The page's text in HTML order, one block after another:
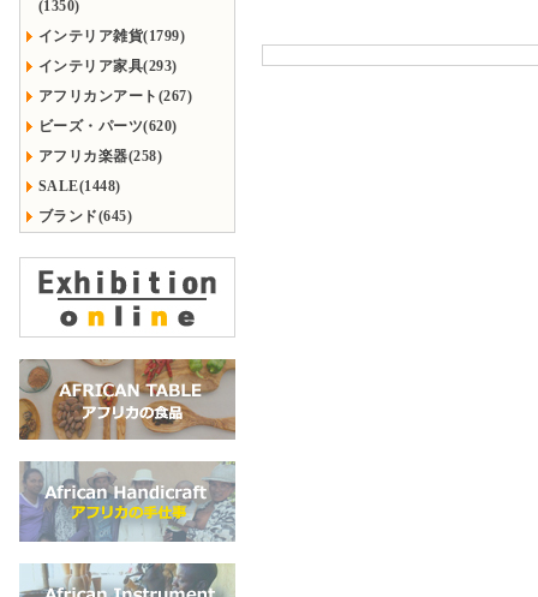
(1350)
インテリア雑貨(1799)
インテリア家具(293)
アフリカンアート(267)
ビーズ・パーツ(620)
アフリカ楽器(258)
SALE(1448)
ブランド(645)